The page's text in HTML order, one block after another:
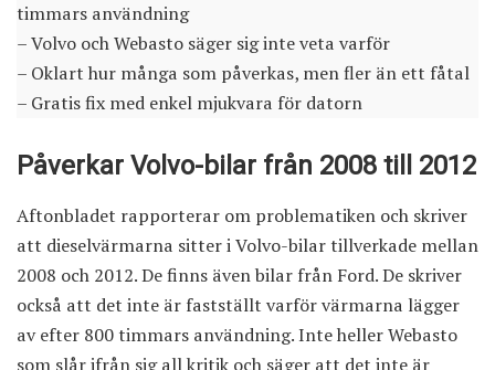
timmars användning
– Volvo och Webasto säger sig inte veta varför
– Oklart hur många som påverkas, men fler än ett fåtal
– Gratis fix med enkel mjukvara för datorn
Påverkar Volvo-bilar från 2008 till 2012
Aftonbladet rapporterar om problematiken och skriver
att dieselvärmarna sitter i Volvo-bilar tillverkade mellan
2008 och 2012. De finns även bilar från Ford. De skriver
också att det inte är fastställt varför värmarna lägger
av efter 800 timmars användning. Inte heller Webasto
som slår ifrån sig all kritik och säger att det inte är